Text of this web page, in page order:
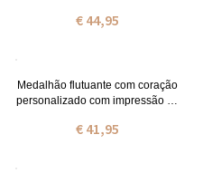
€ 44,95
Medalhão flutuante com coração
personalizado com impressão de
€ 41,95